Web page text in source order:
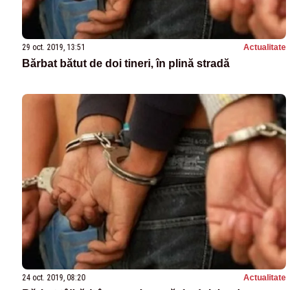
29 oct. 2019, 13:51 Actualitate
Bărbat bătut de doi tineri, în plină stradă
24 oct. 2019, 08:20 Actualitate